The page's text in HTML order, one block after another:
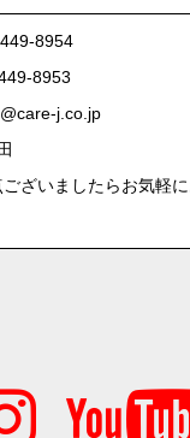
8954
8953
j.co.jp
ざいましたらお気軽